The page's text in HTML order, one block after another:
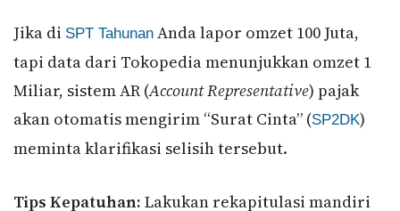
Jika di SPT Tahunan Anda lapor omzet 100 Juta,
tapi data dari Tokopedia menunjukkan omzet 1
Miliar, sistem AR (Account Representative) pajak
akan otomatis mengirim “Surat Cinta” (SP2DK)
meminta klarifikasi selisih tersebut.
Tips Kepatuhan: Lakukan rekapitulasi mandiri